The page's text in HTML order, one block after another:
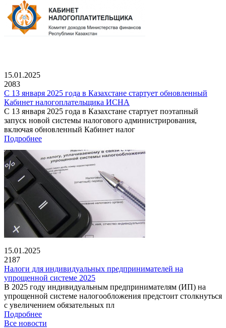
15.01.2025
2083
С 13 января 2025 года в Казахстане стартует обновленный
Кабинет налогоплательщика ИСНА
С 13 января 2025 года в Казахстане стартует поэтапный
запуск новой системы налогового администрирования,
включая обновленный Кабинет налог
Подробнее
15.01.2025
2187
Налоги для индивидуальных предпринимателей на
упрощенной системе 2025
В 2025 году индивидуальным предпринимателям (ИП) на
упрощенной системе налогообложения предстоит столкнуться
с увеличением обязательных пл
Подробнее
Все новости